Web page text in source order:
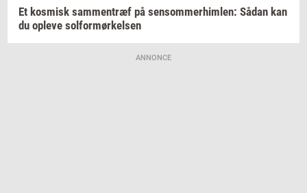
Et kos­misk sam­men­træf på sen­som­mer­him­len: Sådan kan
du op­le­ve sol­for­mør­kel­sen
ANNONCE